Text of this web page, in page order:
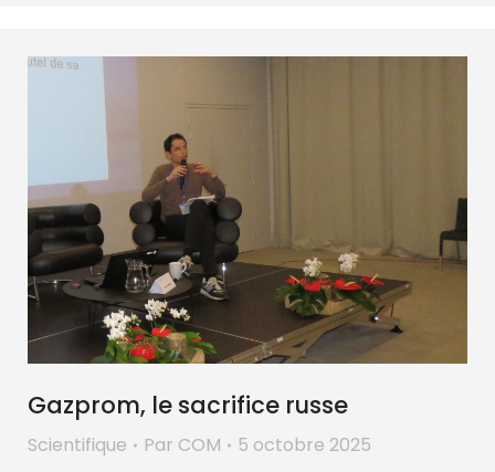
Gazprom, le sacrifice russe
Scientifique Par COM
5 octobre 2025